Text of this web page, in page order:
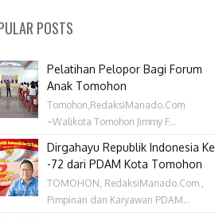
POSTS
Pelatihan Pelopor Bagi Forum
Anak Tomohon
Tomohon,RedaksiManado.Com
~Walikota Tomohon Jimmy F...
Dirgahayu Republik Indonesia Ke
-72 dari PDAM Kota Tomohon
TOMOHON, RedaksiManado.Com ,
Pimpinan dan Karyawan PDAM...